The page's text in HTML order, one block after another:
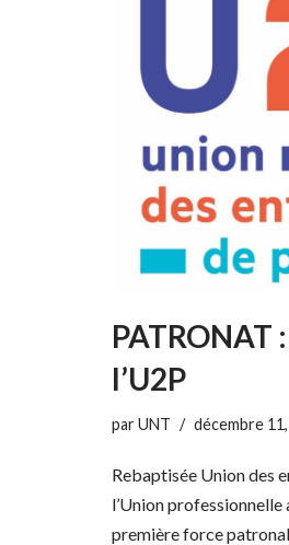
PATRONAT
l’U2P
parUNT décembre
Rebaptisée Union des
l’Union professionnelle
première force